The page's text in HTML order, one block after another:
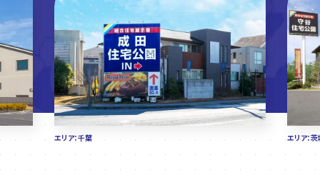
エリア：千葉 エリア：